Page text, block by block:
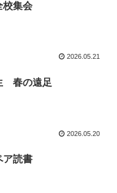
集会
2026.05.21
春の遠足
2026.05.20
ア読書